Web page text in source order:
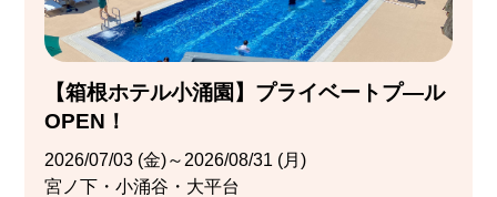
【箱根ホテル小涌園】プライベートプ―ル
OPEN！
2026/07/03 (金)～2026/08/31 (月)
宮ノ下・小涌谷・大平台